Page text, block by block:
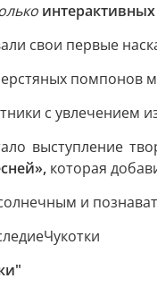
свои первые
помпонов
с увлечением
выступление
которая
и